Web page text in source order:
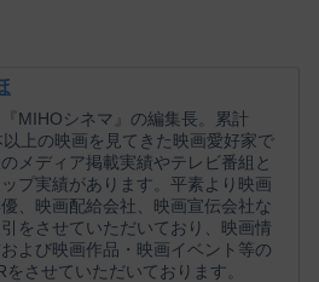
MIHOシネマ』の編集長。累計
上の映画を見てきた映画愛好家で
メディア掲載実績やテレビ番組と
プ実績があります。平素より映画
、映画配給会社、映画宣伝会社な
をさせていただいており、映画情
よび映画作品・映画イベント等の
をさせていただいております。